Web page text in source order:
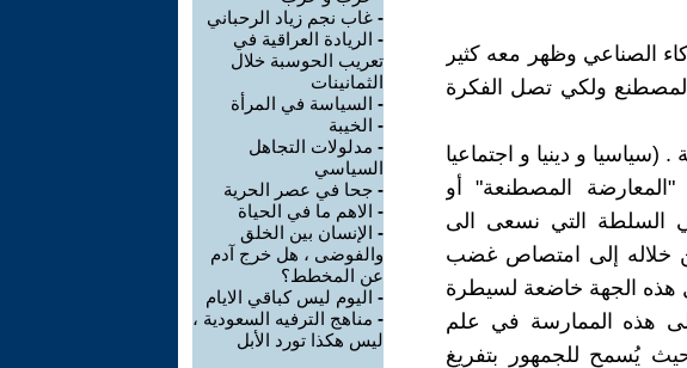
الصناعي وظهر معه كثير
ولكي تصل الفكرة
(سياسيا و دينيا و اجتماعيا
المصطنعة" أو
السلطة التي نسعى الى
خلاله إلى امتصاص غضب
هذه الجهة خاضعة لسيطرة
هذه الممارسة في علم
يُسمح للجمهور بتفريغ
- غاب نجم زياد الرحباني
- الريادة العراقية في
تعريب الحوسبة خلال
الثمانينات
- السياسة في المرأة
- الخيبة
- مدلولات التجاهل
السياسي
- جحا في عصر الحرية
- الاهم ما في الحياة
- الإنسان بين الخلق
والفوضى ، هل خرج آدم
عن المخطط؟
- اليوم ليس كباقي الايام
- مناهج الترفيه السعودية ،
ليس هكذا تورد الأبل